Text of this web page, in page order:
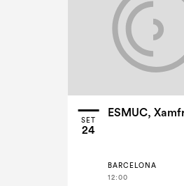
SET
24
ESMUC,
BARCELONA
12:00